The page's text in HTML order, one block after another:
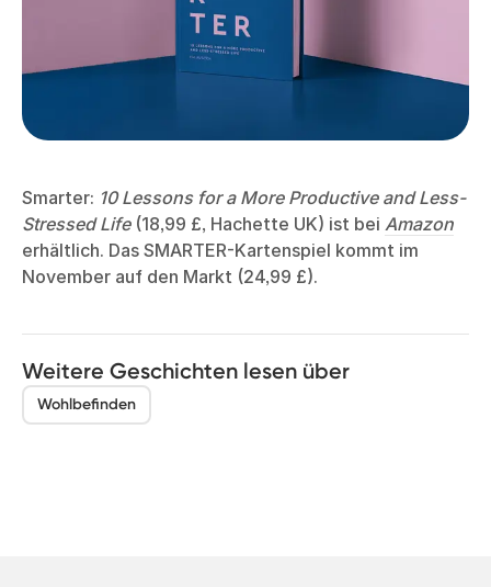
Smarter: 10 Lessons for a More Productive and Less-
Stressed Life(18,99 £, Hachette UK) ist bei Amazon
erhältlich. Das SMARTER-Kartenspiel kommt im
November auf den Markt (24,99 £).
Weitere Geschichten lesen über
Wohlbefinden